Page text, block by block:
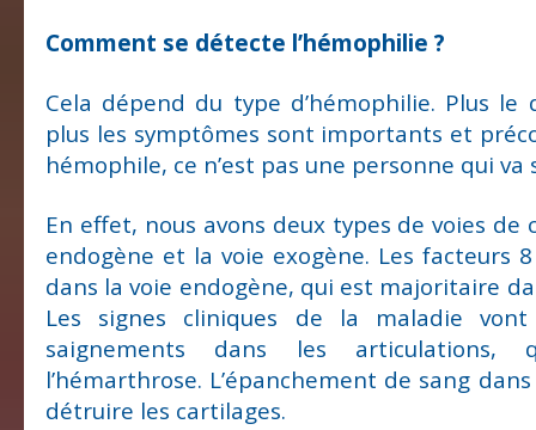
Comment se détecte l’hémophilie ?
Cela dépend du type d’hémophilie. Plus
plus les symptômes sont importants et
hémophile, ce n’est pas une personne qui va
En effet, nous avons deux types de voies de
endogène et la voie exogène. Les facteurs
dans la voie endogène, qui est majoritaire
Les signes cliniques de la maladie
saignements dans les articulations,
l’hémarthrose. L’épanchement de sang
détruire les cartilages.